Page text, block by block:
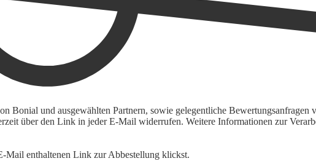
Bonial und ausgewählten Partnern, sowie gelegentliche
über den Link in jeder E-Mail widerrufen. Weitere Informationen zur
Mail enthaltenen Link zur Abbestellung klickst.